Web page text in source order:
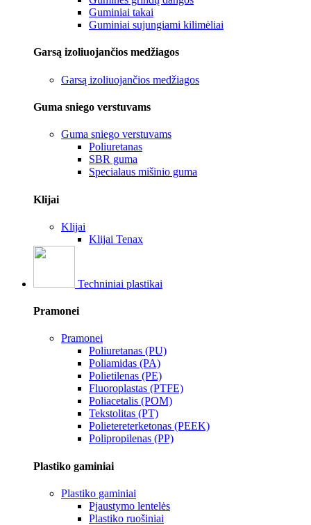
Guminiai takai
Guminiai sujungiami kilimėliai
Garsą izoliuojančios medžiagos
Garsą izoliuojančios medžiagos
Guma sniego verstuvams
Guma sniego verstuvams
Poliuretanas
SBR guma
Specialaus mišinio guma
Klijai
Klijai
Klijai Tenax
Techniniai plastikai
Pramonei
Pramonei
Poliuretanas (PU)
Poliamidas (PA)
Polietilenas (PE)
Fluoroplastas (PTFE)
Poliacetalis (POM)
Tekstolitas (PT)
Polietereterketonas (PEEK)
Polipropilenas (PP)
Plastiko gaminiai
Plastiko gaminiai
Pjaustymo lentelės
Plastiko ruošiniai